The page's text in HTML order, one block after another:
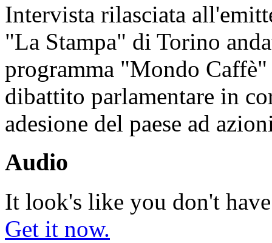
Intervista rilasciata
"La Stampa" di Torino
programma "Mondo
dibattito parlamentare in
adesione del paese ad
Audio
It look's like you don't
Get it now.